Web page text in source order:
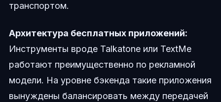
транспортом.
Архитектура бесплатных приложений:
Инструменты вроде Talkatone или TextMe
работают преимущественно по рекламной
модели. На уровне бэкенда такие приложения
вынуждены балансировать между передачей